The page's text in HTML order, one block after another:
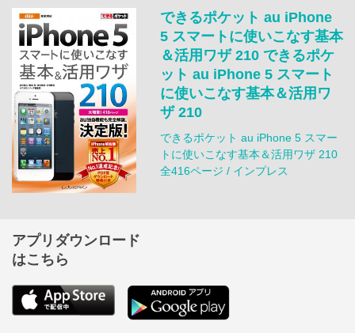
できるポケット au iPhone
5 スマートに使いこなす基本
＆活用ワザ 210 できるポケ
ット au iPhone 5 スマート
に使いこなす基本＆活用ワ
ザ 210
できるポケット au iPhone 5 スマー
トに使いこなす基本＆活用ワザ 210
全416ページ / インプレス
アプリダウンロード
はこちら